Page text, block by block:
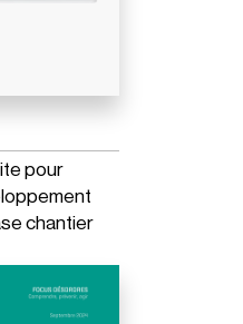
pour
chantier